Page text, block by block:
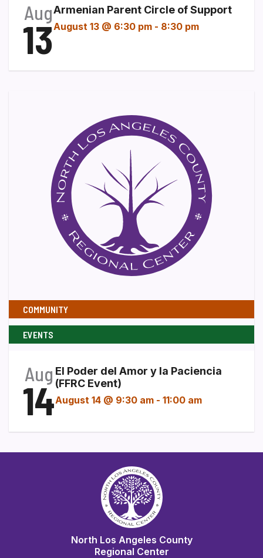
Aug
13
Armenian Parent Circle of Support
August 13 @ 6:30 pm - 8:30 pm
COMMUNITY
EVENTS
Aug
14
El Poder del Amor y la Paciencia
(FFRC Event)
August 14 @ 9:30 am - 11:00 am
North Los Angeles County
Regional Center